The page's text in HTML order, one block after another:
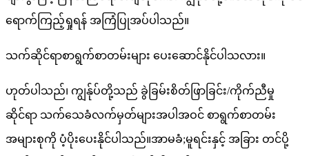
ရောက်ကြည့်ရှုရန် အကြံပြုအပ်ပါသည်။
သက်ဆိုင်ရာစာရွက်စာတမ်းများ ပေးဆောင်နိုင်ပါသလား။
ဟုတ်ပါသည်၊ ကျွန်ုပ်တို့သည် ခွဲခြမ်းစိတ်ဖြာခြင်း/ကိုက်ညီမှု
ဆိုင်ရာ သက်သေခံလက်မှတ်များအပါအဝင် စာရွက်စာတမ်း
အများစုကို ပံ့ပိုးပေးနိုင်ပါသည်။အာမခံ;မူရင်းနှင့် အခြား တင်ပို့